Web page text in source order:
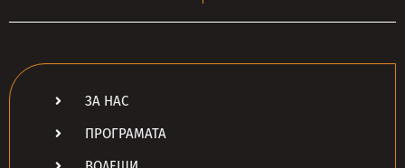
ЗА НАС
ПРОГРАМАТА